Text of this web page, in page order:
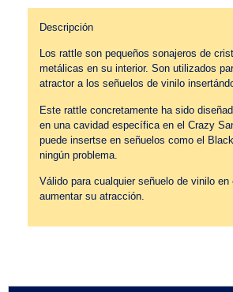
Descripción
Los rattle son pequeños sonajeros de
metálicas en su interior. Son utilizados
atractor a los señuelos de vinilo
Este rattle concretamente ha sido
en una cavidad específica en el Crazy
puede insertse en señuelos como el
ningún problema.
Válido para cualquier señuelo de vinilo en
aumentar su atracción.